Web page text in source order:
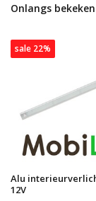
Onlangs bekeken
sale 22%
Alu
12V